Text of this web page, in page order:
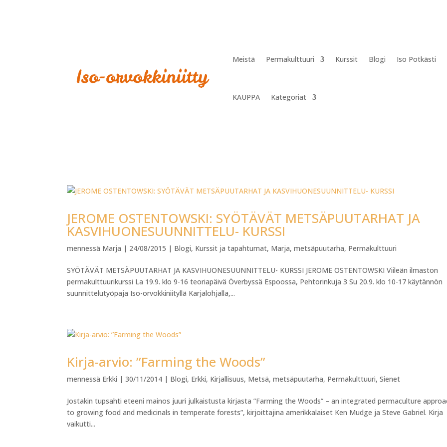
Meistä Permakulttuuri Kurssit Blogi Iso Potkästi
KAUPPA Kategoriat
JEROME OSTENTOWSKI: SYÖTÄVÄT METSÄPUUTARHAT JA
KASVIHUONESUUNNITTELU- KURSSI
mennessä Marja | 24/08/2015 | Blogi, Kurssit ja tapahtumat, Marja,metsäpuutarha, Permakulttuuri
SYÖTÄVÄT METSÄPUUTARHAT JA KASVIHUONESUUNNITTELU- KURSSI JEROME OSTENTOWSKI Viileän ilmaston
permakulttuurikurssi La 19.9. klo 9-16 teoriapäivä Överbyssä Espoossa, Pehtorinkuja 3 Su 20.9. klo 10-17 käytännön
suunnittelutyöpaja Iso-orvokkiniityllä Karjalohjalla,...
Kirja-arvio: ”Farming the Woods”
mennessä Erkki |30/11/2014 | Blogi, Erkki, Kirjallisuus, Metsä,metsäpuutarha, Permakulttuuri,Sienet
Jostakin tupsahti eteeni mainos juuri julkaistusta kirjasta ”Farming the Woods” – an integrated permaculture
to growing food and medicinals in temperate forests”, kirjoittajina amerikkalaiset Ken Mudge ja Steve Gabriel. Kirja
vaikutti...